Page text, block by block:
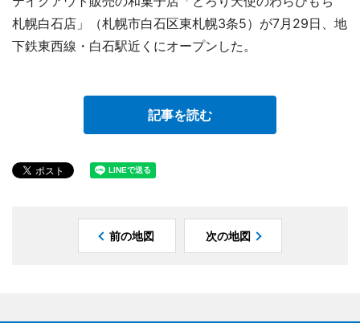
札幌白石店」（札幌市白石区東札幌3条5）が7月29日、地
下鉄東西線・白石駅近くにオープンした。
記事を読む
前の地図 次の地図